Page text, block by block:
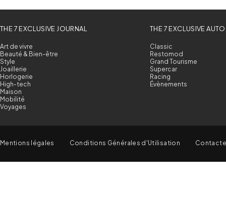
THE 7 EXCLUSIVE JOURNAL
Art de vivre
Beauté & Bien-être
Style
Joaillerie
Horlogerie
High-tech
Maison
Mobilité
Voyages
THE 7 EXCLUSIVE AUTO
Classic
Restomod
Grand Tourisme
Supercar
Racing
Évènements
Mentions légales Conditions Générales d'Utilisation